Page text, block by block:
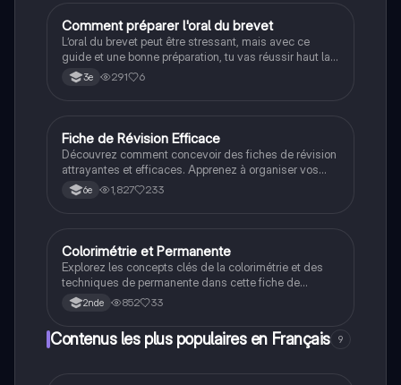
méthodologique.
Grand oral
Comment préparer l'oral du brevet
L’oral du brevet peut être stressant, mais avec ce
guide et une bonne préparation, tu vas réussir haut la
main.3e 291 6
Méthodo
Fiche de Révision Efficace
Découvrez comment concevoir des fiches de révision
attrayantes et efficaces. Apprenez à organiser vos
notes sur la Seconde Guerre mondiale avec des
conseils sur le design, l'utilisation des couleurs, et
6e 1,827 233
Filières pro
Colorimétrie et Permanente
Explorez les concepts clés de la colorimétrie et des
techniques de permanente dans cette fiche de
révision pour le CAP Coiffure. Apprenez les couleurs
fondamentales, les actions chimiques de la
étudiants en coiffure cherchant à maîtriser ces
2nde 852 33
Contenus les plus populaires en Français 9